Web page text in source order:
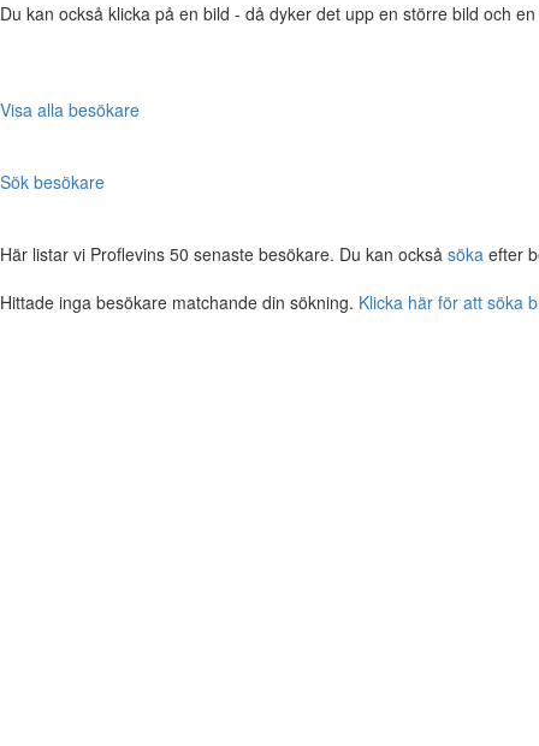
Du kan också klicka på en bild - då dyker det upp en större bild och
Visa alla besökare
Sök besökare
Här listar vi Proflevins 50 senaste besökare. Du kan också söka efter
Hittade inga besökare matchande din sökning. Klicka här för att söka